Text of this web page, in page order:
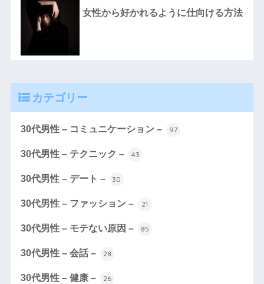
女性から好かれるように仕向ける方法
カテゴリー
30代男性 – コミュニケーション – 97
30代男性 – テクニック – 43
30代男性 – デート – 30
30代男性 – ファッション – 21
30代男性 – モテない原因 – 85
30代男性 – 会話 – 28
30代男性 – 健康 – 26